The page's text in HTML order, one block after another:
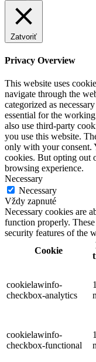
Zatvoriť
Privacy Overview
This website uses
navigate through the
categorized as
essential for the
also use third-party
you use this website.
only with your consent.
cookies. But opting out
browsing experience.
Necessary
Necessary
Vždy zapnuté
Necessary cookies are
function properly.
security features of the
Cookie
cookielawinfo-
checkbox-analytics
cookielawinfo-
checkbox-functional